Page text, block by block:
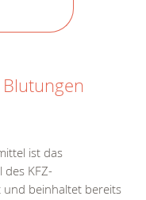
ist das
KFZ-
und beinhaltet bereits